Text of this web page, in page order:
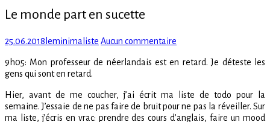
Le monde part en sucette
Posted
25.06.2018 Author
leminimaliste Aucun commentaire
monde
sucette
9h05: Mon professeur de néerlandais est en retard. Je déteste les
gens qui sont en retard.
Hier, avant de me coucher, j’ai écrit ma liste de todo pour la
semaine. J’essaie de ne pas faire de bruit pour ne pas la réveiller. Sur
ma liste, j’écris en vrac: prendre des cours d’anglais, faire un mood